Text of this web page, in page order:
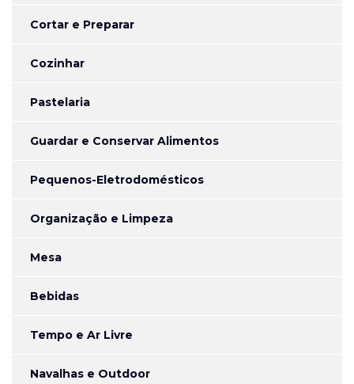
Cortar e Preparar
Cozinhar
Pastelaria
Guardar e Conservar Alimentos
Pequenos-Eletrodomésticos
Organização e Limpeza
Mesa
Bebidas
Tempo e Ar Livre
Navalhas e Outdoor